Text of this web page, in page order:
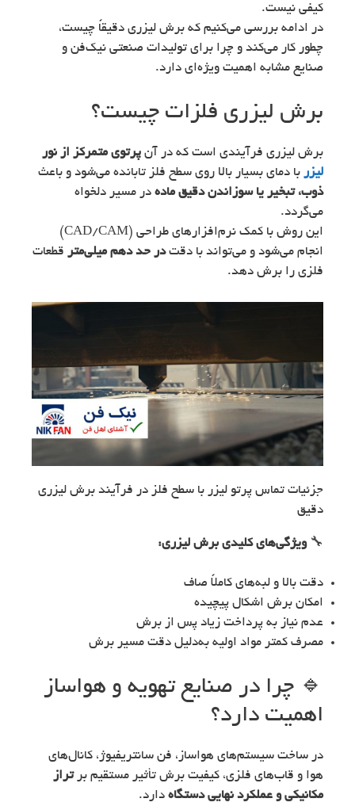
کیفی نیست.
در ادامه بررسی می‌کنیم که برش لیزری دقیقاً چیست،
چطور کار می‌کند و چرا برای تولیدات صنعتی نیک‌فن و
صنایع مشابه اهمیت ویژه‌ای دارد.
برش لیزری فلزات چیست؟
برش لیزری فرآیندی است که در آن پرتوی متمرکز از نور
لیزر با دمای بسیار بالا روی سطح فلز تابانده می‌شود و باعث
ذوب، تبخیر یا سوزاندن دقیق ماده در مسیر دلخواه
می‌گردد.
این روش با کمک نرم‌افزارهای طراحی (CAD/CAM)
انجام می‌شود و می‌تواند با دقتدر حد دهم میلی‌متر قطعات
فلزی را برش دهد.
جزئیات تماس پرتو لیزر با سطح فلز در فرآیند برش لیزری
دقیق
🔧ویژگی‌های کلیدی برش لیزری:
دقت بالا و لبه‌های کاملاً صاف
امکان برش اشکال پیچیده
عدم نیاز به پرداخت زیاد پس از برش
مصرف کمتر مواد اولیه به‌دلیل دقت مسیر برش
🔹 چرا در صنایع تهویه و هواساز
اهمیت دارد؟
در ساخت سیستم‌های هواساز، فن سانتریفیوژ، کانال‌های
هوا و قاب‌های فلزی، کیفیت برش تأثیر مستقیم برتراز
مکانیکی و عملکرد نهایی دستگاه دارد.